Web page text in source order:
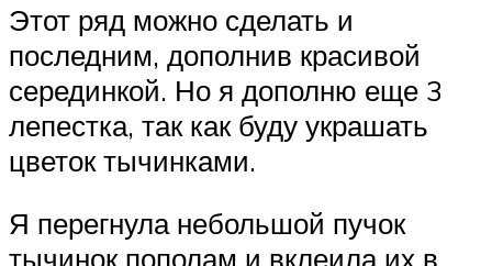
Этот ряд можно сделать и
последним, дополнив красивой
серединкой. Но я дополню еще 3
лепестка, так как буду украшать
цветок тычинками.
Я перегнула небольшой пучок
тычинок пополам и вклеила их в